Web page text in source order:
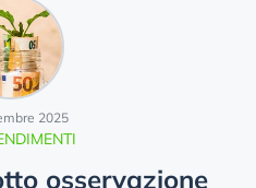
2025
osservazione